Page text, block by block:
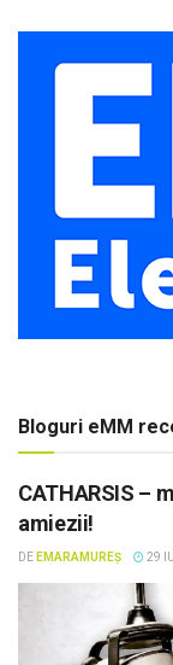
Bloguri eMM
CATHARSIS –
amiezii!
DE EMARAMUREȘ 29